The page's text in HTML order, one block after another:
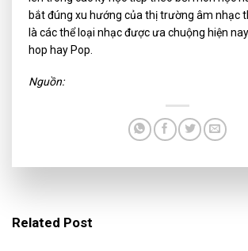
bắt đúng xu hướng của thị trường âm nhạc
là các thể loại nhạc được ưa chuộng hiện
hop hay Pop.
Nguồn:
Related Post